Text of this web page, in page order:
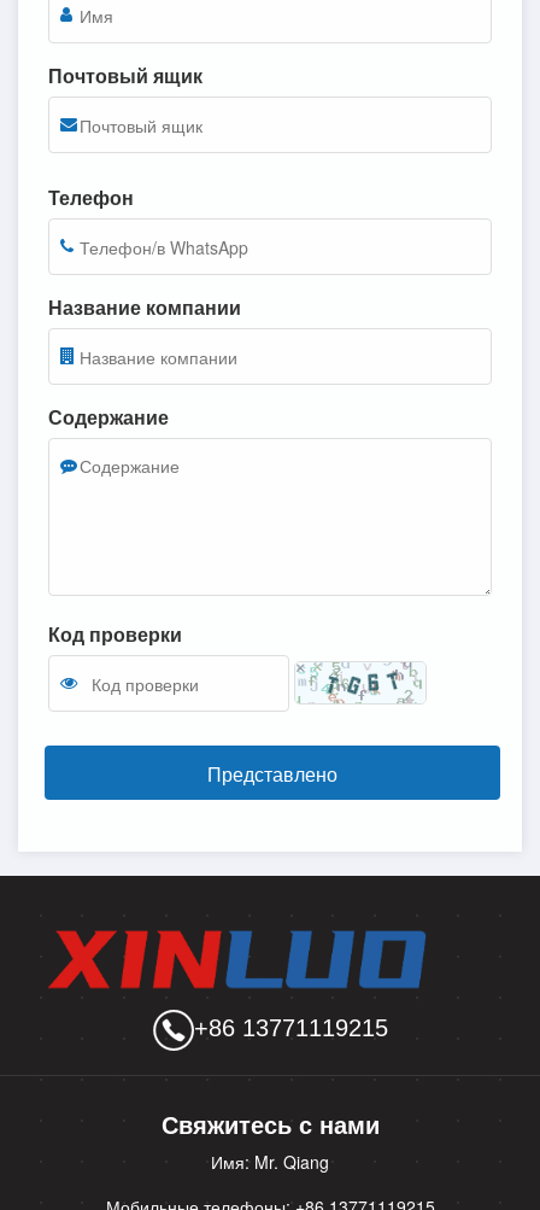
Почтовый ящик
Телефон
Название компании
Содержание
Код проверки
Представлено
+86 13771119215
Свяжитесь с нами
Имя: Mr. Qiang